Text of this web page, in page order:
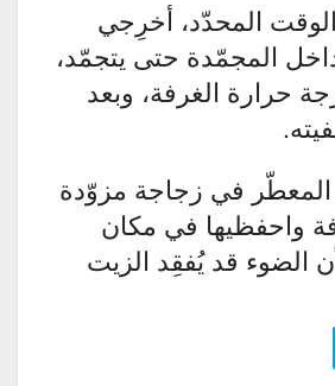
المحدّد، أخرِجي
المجمّدة حتى يتجمّد،
حرارة الغرفة، وبعد
في زجاجة مزوّدة
واحفظيها في مكان
الضوء قد يُفقِد الزيت